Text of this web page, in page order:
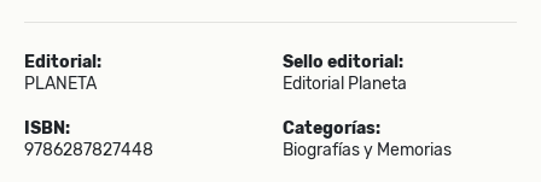
Editorial:
PLANETA
Sello editorial:
Editorial Planeta
ISBN:
9786287827448
Categorías:
Biografías y Memorias